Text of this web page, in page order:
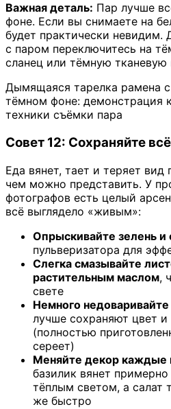
Важная деталь: Пар лучше
фоне. Если вы снимаете на
будет практически невидим.
с паром переключитесь на
сланец или тёмную тканевую
Дымящаяся тарелка рамена
тёмном фоне: демонстрация
техники съёмки пара
Совет 12: Сохраняйте
Еда вянет, тает и теряет
чем можно представить. У
фотографов есть целый
всё выглядело «живым»:
Опрыскивайте зелень
пульверизатора для
Слегка смазывайте
растительным маслом,
свете
Немного
лучше сохраняют цвет
(полностью
сереет)
Меняйте декор каждые
базилик вянет
тёплым светом, а салат
же быстро